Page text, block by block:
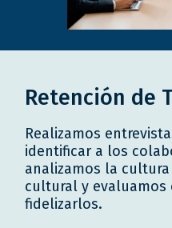
Retención de
Realizamos
identificar a los
analizamos la
cultural y evaluamos
fidelizarlos.